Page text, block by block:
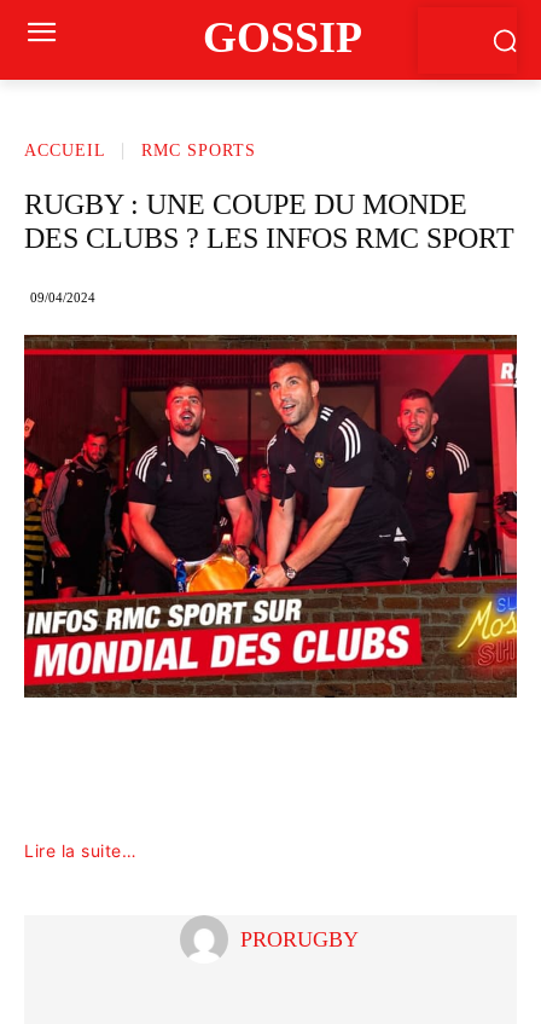
GOSSIP
ACCUEIL RMC SPORTS
RUGBY : UNE COUPE DU MONDE
DES CLUBS ? LES INFOS RMC SPORT
09/04/2024
Lire la suite…
PRORUGBY